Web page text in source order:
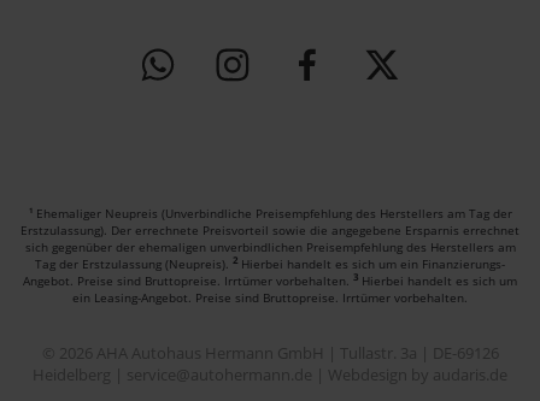
1 Ehemaliger Neupreis (Unverbindliche Preisempfehlung des Herstellers am Tag der
Erstzulassung). Der errechnete Preisvorteil sowie die angegebene Ersparnis errechnet
sich gegenüber der ehemaligen unverbindlichen Preisempfehlung des Herstellers am
Tag der Erstzulassung (Neupreis). 2 Hierbei handelt es sich um ein Finanzierungs-
Angebot. Preise sind Bruttopreise. Irrtümer vorbehalten.
3 Hierbei handelt es sich um
ein Leasing-Angebot. Preise sind Bruttopreise. Irrtümer vorbehalten.
© 2026 AHA Autohaus Hermann GmbH | Tullastr. 3a | DE-69126
Heidelberg | service@autohermann.de | Webdesign by audaris.de